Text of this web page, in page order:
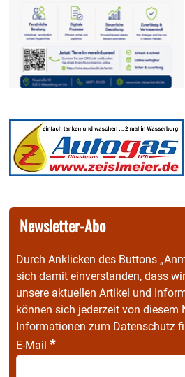
Newsletter-Abo
Durch Anklicken des Buttons
sich damit einverstanden, dass
unsere aktuellen Artikel und
können sich jederzeit von diesem
Informationen zum Datenschutz
E-Mail *